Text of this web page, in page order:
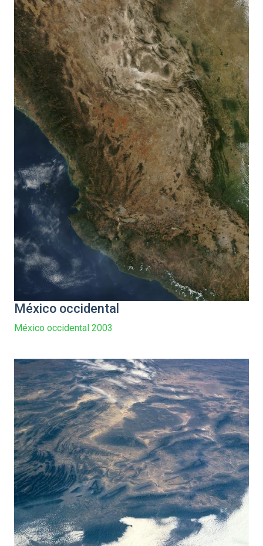
México occidental
México occidental 2003